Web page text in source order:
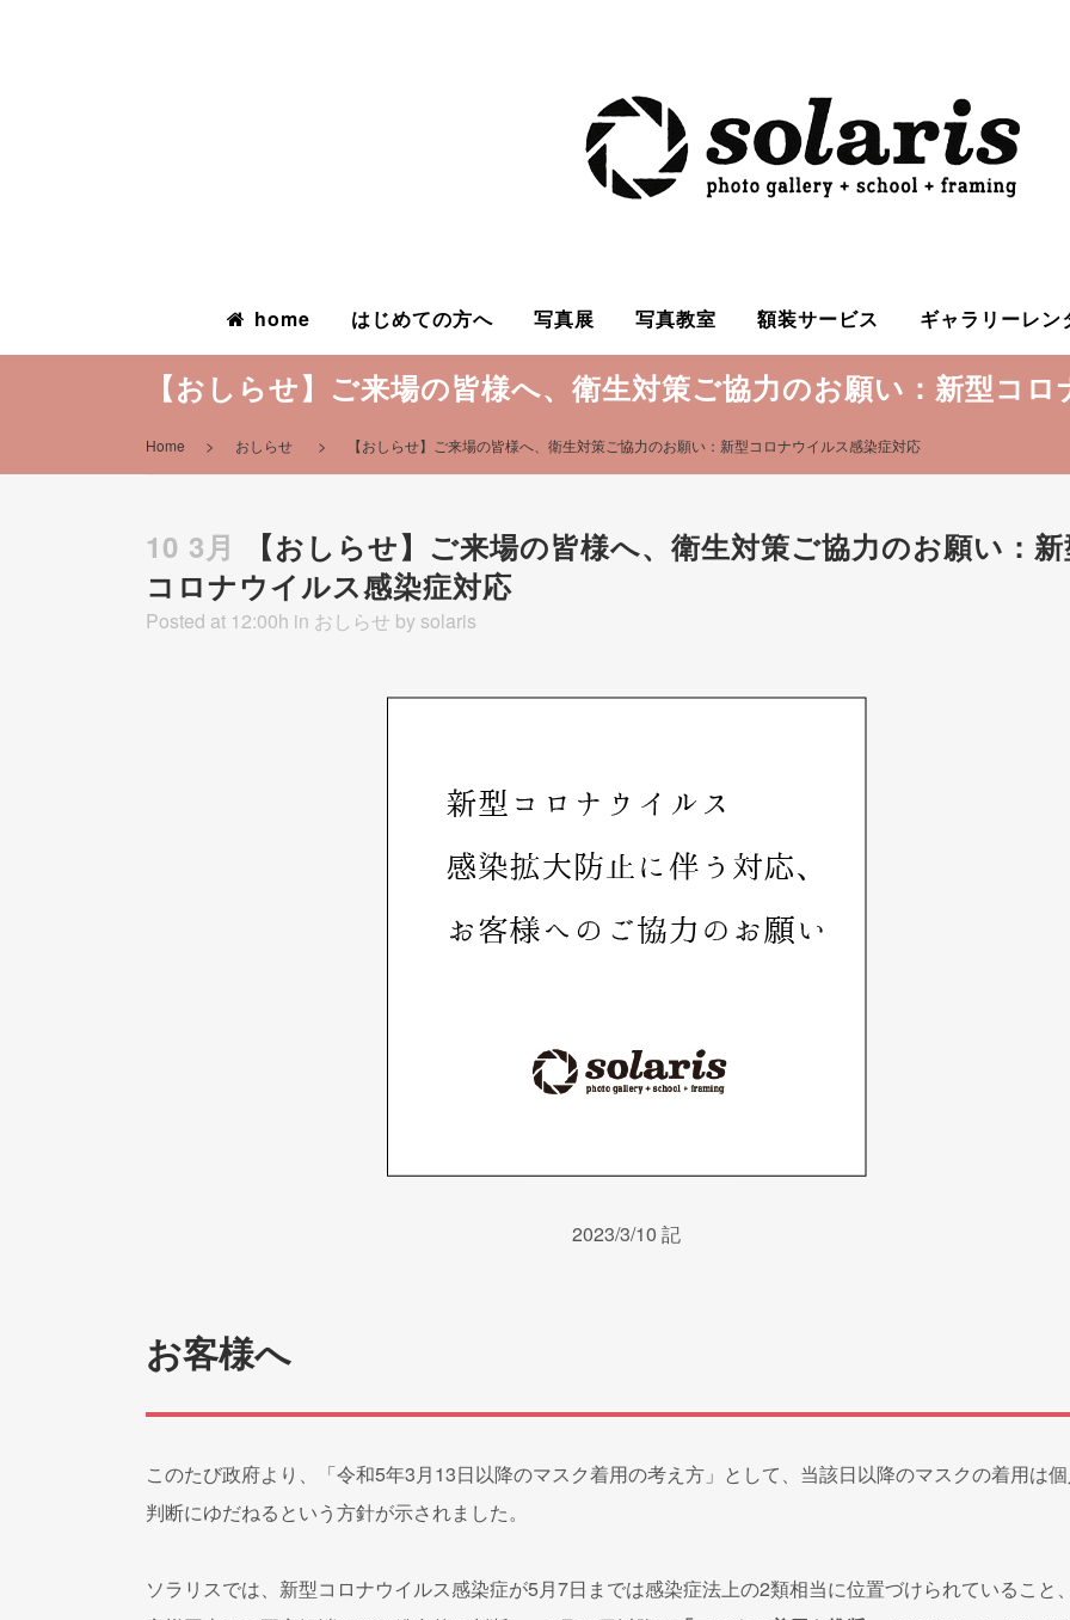
home はじめての方へ 写真展 写真教室 額装サービス ギャラリーレン
【おしらせ】ご来場の皆様へ、衛生対策ご協力のお願い：新型コ
Home > おしらせ > 【おしらせ】ご来場の皆様へ、衛生対策ご協力のお願い：新型コロナウイルス感染症対応
10 3月
【おしらせ】ご来場の皆様へ、衛生対策ご協力のお願い：
コロナウイルス感染症対応
Posted at 12:00h in おしらせ by solaris
2023/3/10 記
お客様へ
このたび政府より、「令和5年3月13日以降のマスク着用の考え方」として、当該日以降のマスクの着用は
判断にゆだねるという方針が示されました。
ソラリスでは、新型コロナウイルス感染症が5月7日までは感染症法上の2類相当に位置づけられていること